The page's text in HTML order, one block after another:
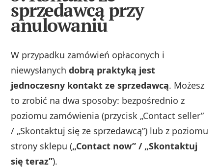
sprzedawcą przy
anulowaniu
W przypadku zamówień opłaconych i
niewysłanychdobrą praktyką jest
jednoczesny kontakt ze sprzedawcą. Możesz
to zrobić na dwa sposoby: bezpośrednio z
poziomu zamówienia (przycisk „Contact seller”
/ „Skontaktuj się ze sprzedawcą”) lub z poziomu
strony sklepu („Contact now” / „Skontaktuj
się teraz”).